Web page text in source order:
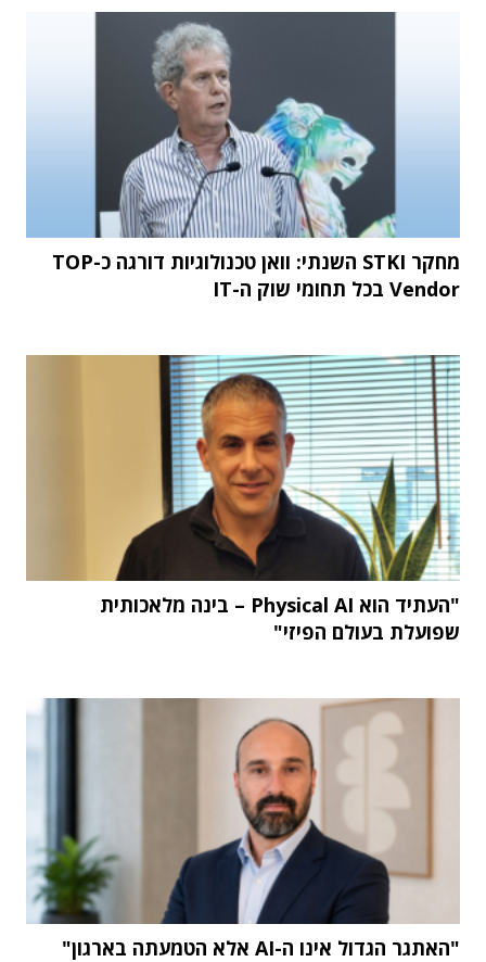
מחקר STKI השנתי: וואן טכנולוגיות דורגה כ-TOP
Vendor בכל תחומי שוק ה-IT
"העתיד הוא Physical AI – בינה מלאכותית
שפועלת בעולם הפיזי"
"האתגר הגדול אינו ה-AI אלא הטמעתה בארגון"